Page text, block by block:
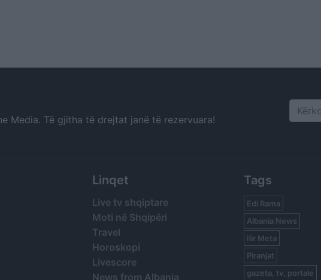
Media. Të gjitha të drejtat janë të rezervuara! Search
Linqet
Live tv shqiptare
Moti në Shqipëri
Travel
Horoskopi
Livescore
News from Albania
Tags
Edi Rama
Albania News
Ilir Meta
Piranjat
gazeta, tv, portale